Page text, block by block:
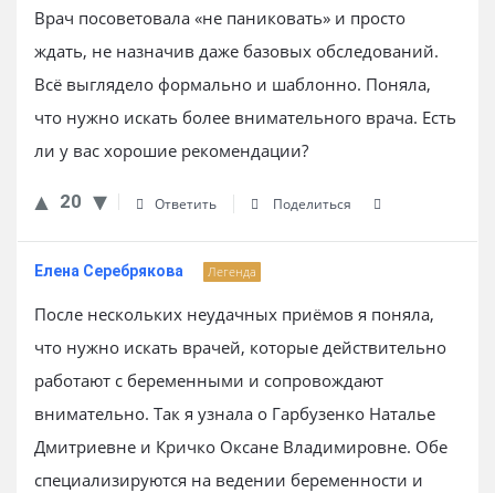
Врач посоветовала «не паниковать» и просто
ждать, не назначив даже базовых обследований.
Всё выглядело формально и шаблонно. Поняла,
что нужно искать более внимательного врача. Есть
ли у вас хорошие рекомендации?
20 Ответить Поделиться
Елена Серебрякова Легенда
После нескольких неудачных приёмов я поняла,
что нужно искать врачей, которые действительно
работают с беременными и сопровождают
внимательно. Так я узнала о Гарбузенко Наталье
Дмитриевне и Кричко Оксане Владимировне. Обе
специализируются на ведении беременности и